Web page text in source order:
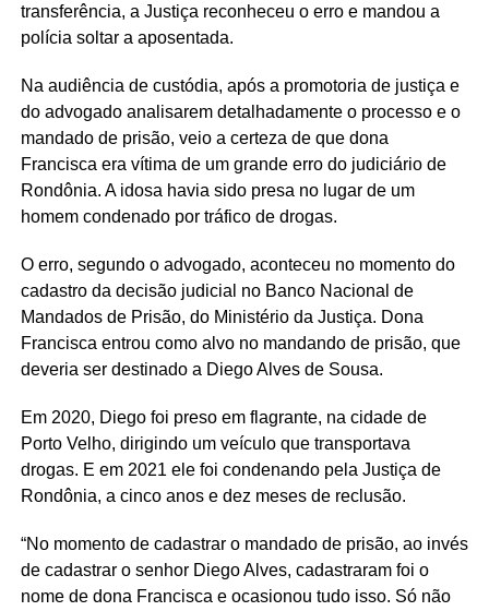
transferência, a Justiça reconheceu o erro e mandou a
polícia soltar a aposentada.
Na audiência de custódia, após a promotoria de justiça e
do advogado analisarem detalhadamente o processo e o
mandado de prisão, veio a certeza de que dona
Francisca era vítima de um grande erro do judiciário de
Rondônia. A idosa havia sido presa no lugar de um
homem condenado por tráfico de drogas.
O erro, segundo o advogado, aconteceu no momento do
cadastro da decisão judicial no Banco Nacional de
Mandados de Prisão, do Ministério da Justiça. Dona
Francisca entrou como alvo no mandando de prisão, que
deveria ser destinado a Diego Alves de Sousa.
Em 2020, Diego foi preso em flagrante, na cidade de
Porto Velho, dirigindo um veículo que transportava
drogas. E em 2021 ele foi condenando pela Justiça de
Rondônia, a cinco anos e dez meses de reclusão.
“No momento de cadastrar o mandado de prisão, ao invés
de cadastrar o senhor Diego Alves, cadastraram foi o
nome de dona Francisca e ocasionou tudo isso. Só não